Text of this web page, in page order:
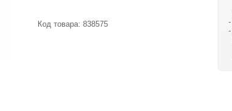
Код товара: 838575